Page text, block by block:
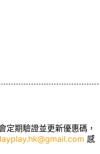
定期驗證並更新優惠碼，
感